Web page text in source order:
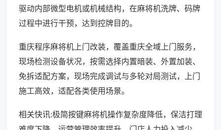
驱动内部微型电机或机械结构，在麻将机洗牌、码牌
过程中进行干预，达到控牌目的。
重庆程序麻将机上门改装，覆盖重庆全域上门服务，
现场检测设备状况，按需选择内置暗装、外置加装、
免拆适配方案，现场完成调试与多轮对局测试，上门
施工高效，适配各类使用场景。
相关快讯:极简按键麻将机操作复杂度降低，保洁打理